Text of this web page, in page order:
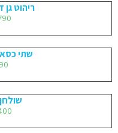
ריהוט
שתי
שולחן